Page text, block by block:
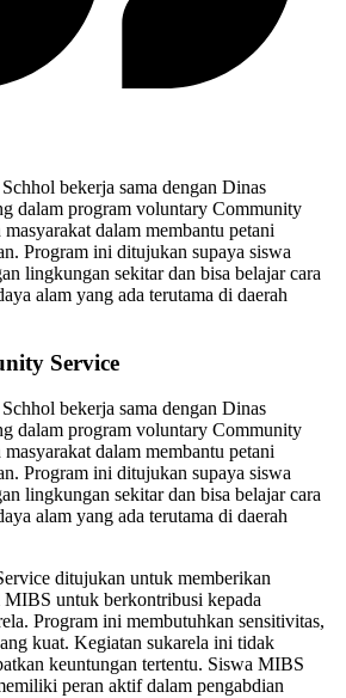
bekerja sama dengan Dinas
dalam program voluntary Community
dalam membantu petani
Program ini ditujukan supaya siswa
lingkungan sekitar dan bisa belajar cara
alam yang ada terutama di daerah
Service
bekerja sama dengan Dinas
dalam program voluntary Community
dalam membantu petani
Program ini ditujukan supaya siswa
lingkungan sekitar dan bisa belajar cara
alam yang ada terutama di daerah
ditujukan untuk memberikan
MIBS untuk berkontribusi kepada
Program ini membutuhkan sensitivitas,
kuat. Kegiatan sukarela ini tidak
keuntungan tertentu. Siswa MIBS
peran aktif dalam pengabdian